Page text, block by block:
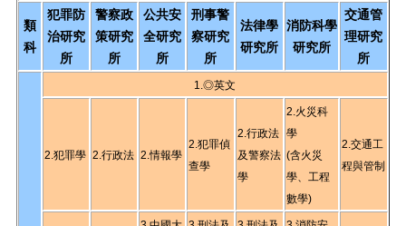
類
科
犯罪防
治研究
所
警察政
策研究
所
公共安
全研究
所
刑事警
察研究
所
法律學
研究所
消防科學
研究所
交通管
理研究
所
1.◎英文
2.犯罪學 2.行政法 2.情報學
2.犯罪偵
查學
2.行政法
及警察法
學
2.火災科
學
(含火災
學、工程
數學)
2.交通工
程與管制